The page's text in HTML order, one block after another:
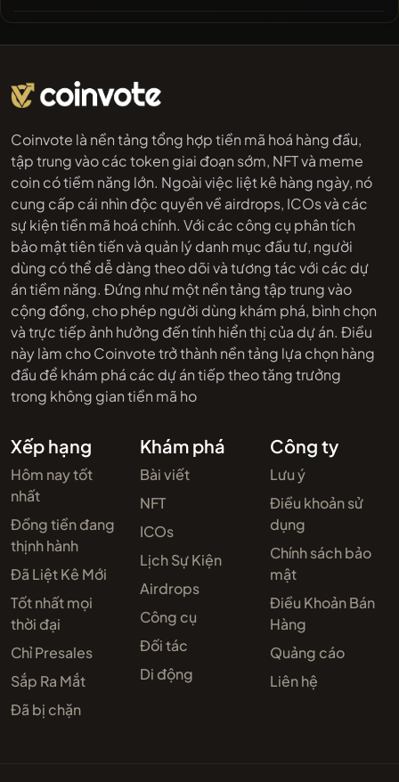
Coinvote là nền tảng tổng hợp tiền mã hoá hàng đầu,
tập trung vào các token giai đoạn sớm, NFT và meme
coin có tiềm năng lớn. Ngoài việc liệt kê hàng ngày, nó
cung cấp cái nhìn độc quyền về airdrops, ICOs và các
sự kiện tiền mã hoá chính. Với các công cụ phân tích
bảo mật tiên tiến và quản lý danh mục đầu tư, người
dùng có thể dễ dàng theo dõi và tương tác với các dự
án tiềm năng. Đứng như một nền tảng tập trung vào
cộng đồng, cho phép người dùng khám phá, bình chọn
và trực tiếp ảnh hưởng đến tính hiển thị của dự án. Điều
này làm cho Coinvote trở thành nền tảng lựa chọn hàng
đầu để khám phá các dự án tiếp theo tăng trưởng
trong không gian tiền mã ho
Xếp hạng
Hôm nay tốt
nhất
Đồng tiền đang
thịnh hành
Đã Liệt Kê Mới
Tốt nhất mọi
thời đại
Chỉ Presales
Sắp Ra Mắt
Đã bị chặn
Khám phá
Bài viết
NFT
ICOs
Lịch Sự Kiện
Airdrops
Công cụ
Đối tác
Di động
Công ty
Lưu ý
Điều khoản sử
dụng
Chính sách bảo
mật
Điều Khoản Bán
Hàng
Quảng cáo
Liên hệ